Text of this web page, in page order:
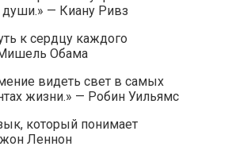
души.» — Киану Ривз
к сердцу каждого
Обама
видеть свет в самых
жизни.» — Робин Уильямс
который понимает
Леннон